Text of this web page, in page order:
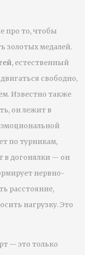
про то, чтобы
золотых медалей.
, естественный
свободно,
. Известно также
, он лежит в
по турникам,
в догонялки — он
нервно-
расстояние,
нагрузку. Это
— это только